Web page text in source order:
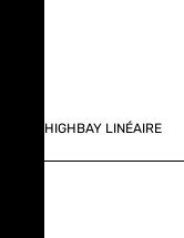
HIGHBAY LINÉAIRE